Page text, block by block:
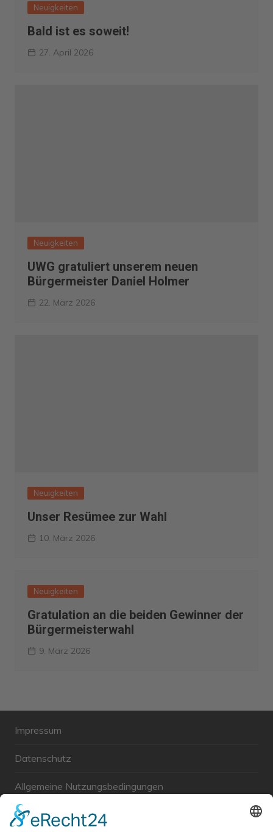
Neuigkeiten
Bald ist es soweit!
27. April 2026
Neuigkeiten
UWG gratuliert unserem neuen
Bürgermeister Daniel Holmer
22. März 2026
Neuigkeiten
Unser Resümee zur Wahl
10. März 2026
Neuigkeiten
Gratulation an die beiden Gewinner der
Bürgermeisterwahl
9. März 2026
Impressum
Datenschutz
Allgemeine Nutzungsbedingungen
Links